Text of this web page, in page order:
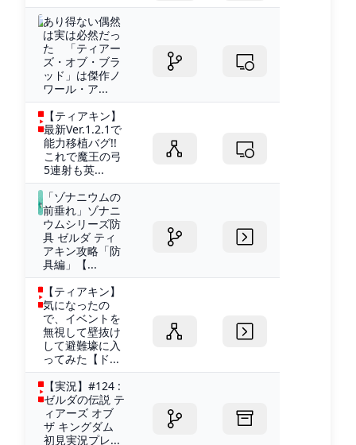
あり得ない偶然
は実は必然だっ
た 「ティアー
ズ・オブ・ブラ
ッド」は傑作ノ
ワール・ア...
【ティアキン】
最新Ver.1.2.1で
能力移植バグ!!
これで魔王の弓
5連射も英...
「ゾナニウムの
前垂れ」ゾナニ
ウムシリーズ防
具 ゼルダ ティ
アキン攻略「防
具編」【...
【ティアキン】
気になったの
で、イベントを
無視して壁抜け
して避難壕に入
ってみた【ド...
【実況】#124 :
ゼルダの伝説 テ
ィアーズ オブ
ザ キングダム
初見実況プレ...